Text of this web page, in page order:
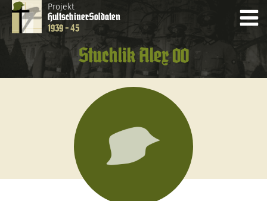
Projekt
HultschinerSoldaten
1939 - 45
Stuchlik Alex 00